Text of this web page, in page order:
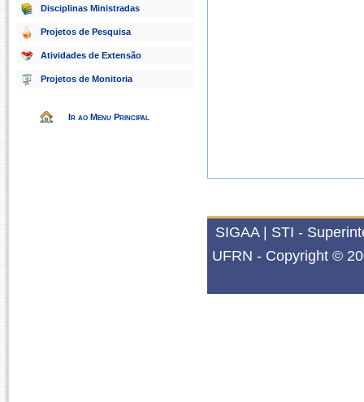
Disciplinas Ministradas
Projetos de Pesquisa
Atividades de Extensão
Projetos de Monitoria
Ir ao Menu Principal
SIGAA | STI -
UFRN - Copyright ©